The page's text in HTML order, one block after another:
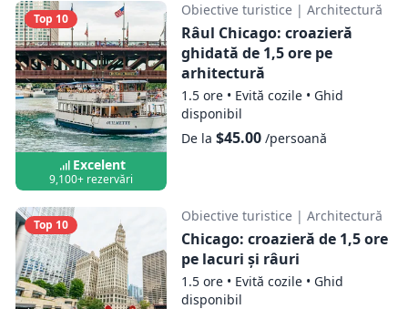
Top 10
Excelent
9,100+ rezervări
Obiective turistice | Architectură
Râul Chicago: croazieră
ghidată de 1,5 ore pe
arhitectură
1.5 ore • Evită cozile • Ghid
disponibil
De la $45.00/persoană
Top 10
Obiective turistice | Architectură
Chicago: croazieră de 1,5 ore
pe lacuri și râuri
1.5 ore • Evită cozile • Ghid
disponibil